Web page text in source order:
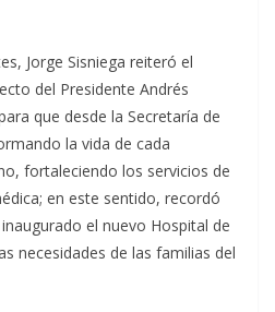
Jorge Sisniega reiteró el
del Presidente Andrés
que desde la Secretaría de
la vida de cada
fortaleciendo los servicios de
en este sentido, recordó
el nuevo Hospital de
necesidades de las familias del